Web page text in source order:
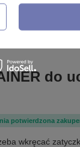
pytania i odpowiedzi
publikując dla innych.
do
potwierdzona
wkręcać